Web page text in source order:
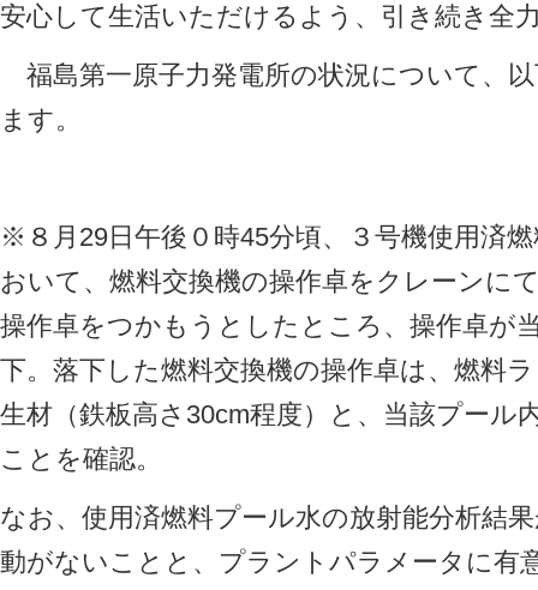
安心して生活いただけるよう、引き続き全
福島第一原子力発電所の状況について、
ます。
※８月29日午後０時45分頃、３号機使用済
おいて、燃料交換機の操作卓をクレーンに
操作卓をつかもうとしたところ、操作卓が
下。落下した燃料交換機の操作卓は、燃料
生材（鉄板高さ30cm程度）と、当該プール
ことを確認。
なお、使用済燃料プール水の放射能分析結
動がないことと、プラントパラメータに有